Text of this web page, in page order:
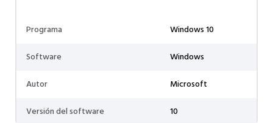
Programa
Windows 10
Software
Windows
Autor
Microsoft
Versión del software
10